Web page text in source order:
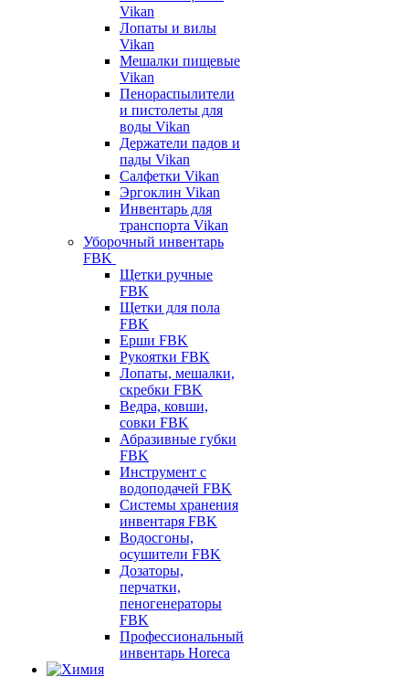
Vikan
Лопаты и вилы
Vikan
Мешалки пищевые
Vikan
Пенораспылители
и пистолеты для
воды Vikan
Держатели падов и
пады Vikan
Салфетки Vikan
Эргоклин Vikan
Инвентарь для
транспорта Vikan
Уборочный инвентарь
FBK
Щетки ручные
FBK
Щетки для пола
FBK
Ерши FBK
Рукоятки FBK
Лопаты, мешалки,
скребки FBK
Ведра, ковши,
совки FBK
Абразивные губки
FBK
Инструмент с
водоподачей FBK
Системы хранения
инвентаря FBK
Водосгоны,
осушители FBK
Дозаторы,
перчатки,
пеногенераторы
FBK
Профессиональный
инвентарь Horeca